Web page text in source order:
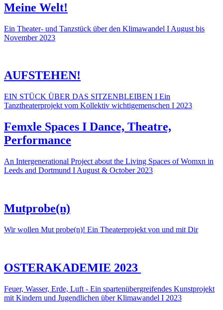
Meine Welt!
Ein Theater- und Tanzstück über den Klimawandel I August bis
November 2023
AUFSTEHEN!
EIN STÜCK ÜBER DAS SITZENBLEIBEN I Ein
Tanztheaterprojekt vom Kollektiv wichtigemenschen I 2023
Femxle Spaces I Dance, Theatre,
Performance
An Intergenerational Project about the Living Spaces of Womxn in
Leeds and Dortmund I August & October 2023
Mutprobe(n)
Wir wollen Mut probe(n)! Ein Theaterprojekt von und mit Dir
OSTERAKADEMIE 2023
Feuer, Wasser, Erde, Luft - Ein spartenübergreifendes Kunstprojekt
mit Kindern und Jugendlichen über Klimawandel I 2023